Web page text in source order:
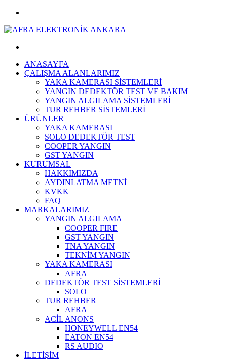
ANASAYFA
ÇALIŞMA ALANLARIMIZ
YAKA KAMERASI SİSTEMLERİ
YANGIN DEDEKTÖR TEST VE BAKIM
YANGIN ALGILAMA SİSTEMLERİ
TUR REHBER SİSTEMLERİ
ÜRÜNLER
YAKA KAMERASI
SOLO DEDEKTÖR TEST
COOPER YANGIN
GST YANGIN
KURUMSAL
HAKKIMIZDA
AYDINLATMA METNİ
KVKK
FAQ
MARKALARIMIZ
YANGIN ALGILAMA
COOPER FIRE
GST YANGIN
TNA YANGIN
TEKNİM YANGIN
YAKA KAMERASI
AFRA
DEDEKTÖR TEST SİSTEMLERİ
SOLO
TUR REHBER
AFRA
ACİL ANONS
HONEYWELL EN54
EATON EN54
RS AUDIO
İLETİŞİM